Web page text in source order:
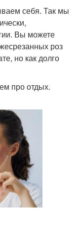
себя. Так мы
Вы можете
роз
но как долго
про отдых.